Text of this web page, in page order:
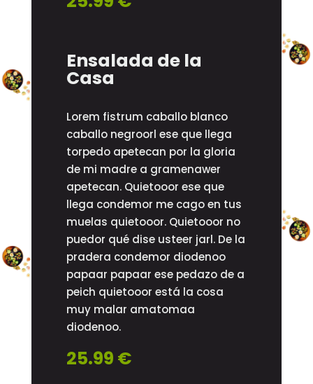
Ensalada de la
Casa
Lorem fistrum caballo blanco
caballo negroorl ese que llega
torpedo apetecan por la gloria
de mi madre a gramenawer
apetecan. Quietooor ese que
llega condemor me cago en tus
muelas quietooor. Quietooor no
puedor qué dise usteer jarl. De la
pradera condemor diodenoo
papaar papaar ese pedazo de a
peich quietooor está la cosa
muy malar amatomaa
diodenoo.
25.99 €